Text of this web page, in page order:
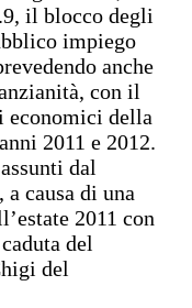
il blocco degli
impiego
anche
con il
economici della
2011 e 2012.
dal
causa di una
2011 con
del
del